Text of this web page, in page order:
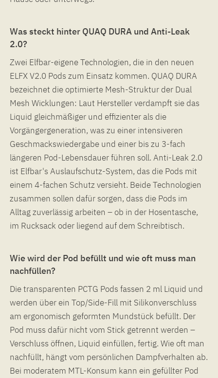
Was steckt hinter QUAQ DURA und Anti-Leak
2.0?
Zwei Elfbar-eigene Technologien, die in den neuen
ELFX V2.0 Pods zum Einsatz kommen. QUAQ DURA
bezeichnet die optimierte Mesh-Struktur der Dual
Mesh Wicklungen: Laut Hersteller verdampft sie das
Liquid gleichmäßiger und effizienter als die
Vorgängergeneration, was zu einer intensiveren
Geschmackswiedergabe und einer bis zu 3-fach
längeren Pod-Lebensdauer führen soll. Anti-Leak 2.0
ist Elfbar's Auslaufschutz-System, das die Pods mit
einem 4-fachen Schutz versieht. Beide Technologien
zusammen sollen dafür sorgen, dass die Pods im
Alltag zuverlässig arbeiten – ob in der Hosentasche,
im Rucksack oder liegend auf dem Schreibtisch.
Wie wird der Pod befüllt und wie oft muss man
nachfüllen?
Die transparenten PCTG Pods fassen 2 ml Liquid und
werden über ein Top/Side-Fill mit Silikonverschluss
am ergonomisch geformten Mundstück befüllt. Der
Pod muss dafür nicht vom Stick getrennt werden –
Verschluss öffnen, Liquid einfüllen, fertig. Wie oft man
nachfüllt, hängt vom persönlichen Dampfverhalten ab.
Bei moderatem MTL-Konsum kann ein gefüllter Pod